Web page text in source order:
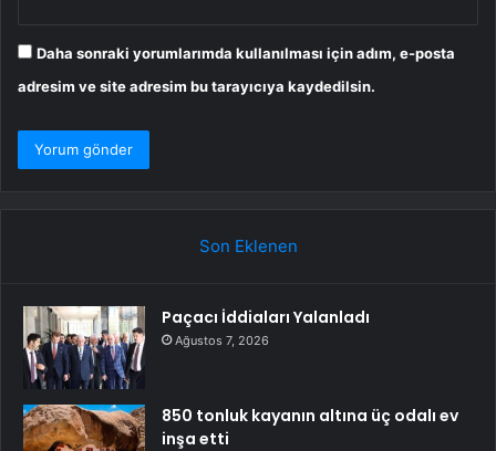
Daha sonraki yorumlarımda kullanılması için adım, e-posta
adresim ve site adresim bu tarayıcıya kaydedilsin.
Son Eklenen
Paçacı İddiaları Yalanladı
Ağustos 7, 2026
850 tonluk kayanın altına üç odalı ev
inşa etti